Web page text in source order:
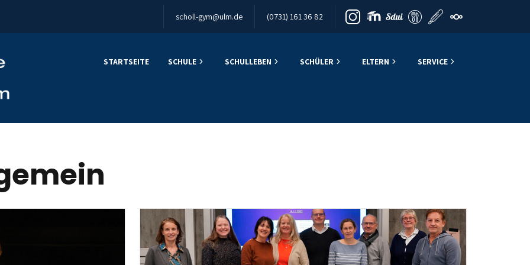
scholl-gym@ulm.de (0731) 161 36 82
STARTSEITE SCHULE SCHULLEBEN SCHÜLER ELTERN SERVICE